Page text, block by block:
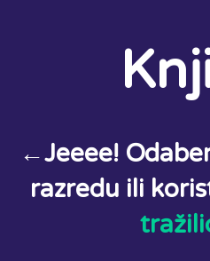
←Jeeee!
razredu ili